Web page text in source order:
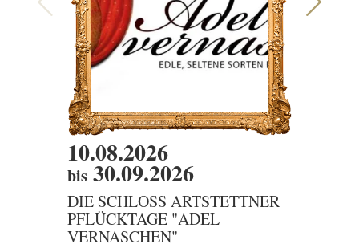
10.08.2026
bis 30.09.2026
DIE SCHLOSS ARTSTETTNER
PFLÜCKTAGE "ADEL
VERNASCHEN"